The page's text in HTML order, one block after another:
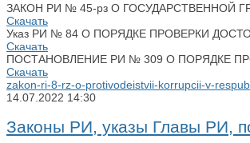
ЗАКОН РИ № 45-рз О ГОСУДАРСТВЕННОЙ
Скачать
Указ РИ № 84 О ПОРЯДКЕ ПРОВЕРКИ
Скачать
ПОСТАНОВЛЕНИЕ РИ № 309 О ПОРЯДКЕ
Скачать
zakon-ri-8-rz-o-protivodeistvii-korrupcii-v-
14.07.2022 14:30
Законы РИ, указы Главы РИ,